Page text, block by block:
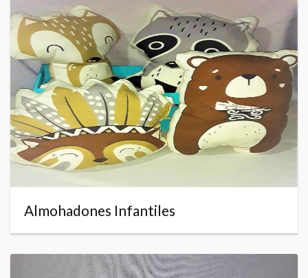
Almohadones Infantiles